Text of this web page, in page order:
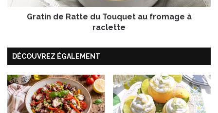
a
e
’
a
s
s
i
R
e
u
T
o
u
q
Gratin de Ratte du Touquet au fromage à
raclette
DÉCOUVREZ ÉGALEMENT